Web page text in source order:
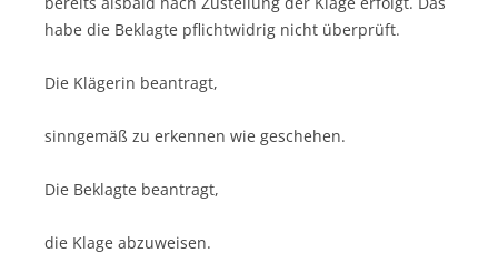
habe die Beklagte pflichtwidrig nicht überprüft.
Die Klägerin beantragt,
sinngemäß zu erkennen wie geschehen.
Die Beklagte beantragt,
die Klage abzuweisen.